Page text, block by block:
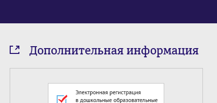
Дополнительная информация